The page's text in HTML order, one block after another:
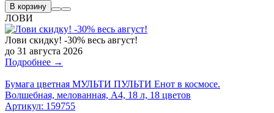
В корзину
ЛОВИ
Лови скидку! -30% весь август!
до 31 августа 2026
Подробнее →
Бумага цветная МУЛЬТИ ПУЛЬТИ Енот в космосе.
Волшебная, мелованная, А4, 18 л, 18 цветов
Артикул: 159755